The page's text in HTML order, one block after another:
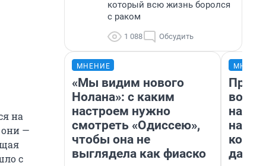
на
они —
с
который всю жизнь боролся
с раком
1 088 Обсудить
МНЕНИЕ
«Мы видим нового
Нолана»: с каким
настроем нужно
смотреть «Одиссею»,
чтобы она не
выглядела как фиаско
нам
даже